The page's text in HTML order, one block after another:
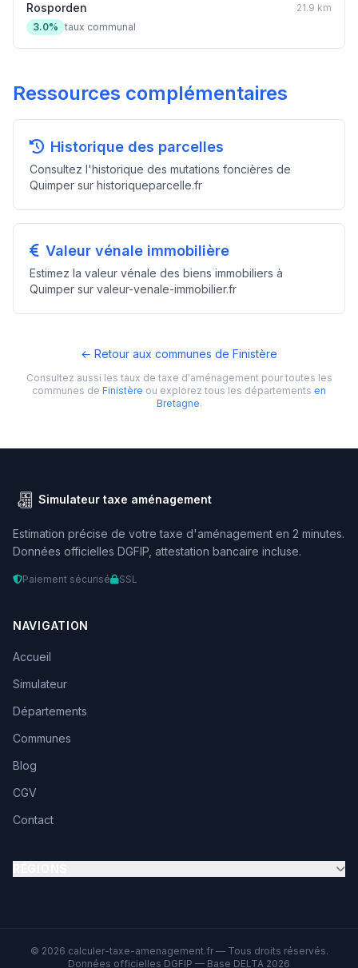
Rosporden
21.9 km
3.0% taux communal
Ressources complémentaires
Historique des parcelles
Consultez l'historique des mutations foncières de
Quimper sur historiqueparcelle.fr
Valeur vénale immobilière
Estimez la valeur vénale des biens immobiliers à
Quimper sur valeur-venale-immobilier.fr
← Retour aux communes de Finistère
Consultez aussi les taux de taxe d'aménagement pour toutes les
communes de Finistère ou explorez tous les départements en
Bretagne.
Simulateur taxe aménagement
Estimation précise de votre taxe d'aménagement en 2 minutes.
Données officielles DGFIP, attestation bancaire incluse.
Paiement sécurisé SSL
NAVIGATION
Accueil
Simulateur
Départements
Communes
Blog
CGV
Contact
© 2026 calculer-taxe-amenagement.fr — Tous droits réservés.
Données officielles DGFIP — Base DELTA 2026